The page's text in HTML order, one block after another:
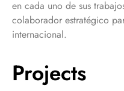
en cada uno de sus
colaborador estratégico
internacional.
Projects